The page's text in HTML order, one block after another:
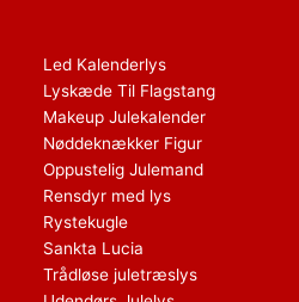
Led Kalenderlys
Lyskæde Til Flagstang
Makeup Julekalender
Nøddeknækker Figur
Oppustelig Julemand
Rensdyr med lys
Rystekugle
Sankta Lucia
Trådløse juletræslys